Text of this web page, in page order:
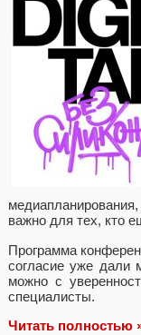
важно для тех, кто
Программа
согласие уже дали
можно с
специалисты.
Читать полностью